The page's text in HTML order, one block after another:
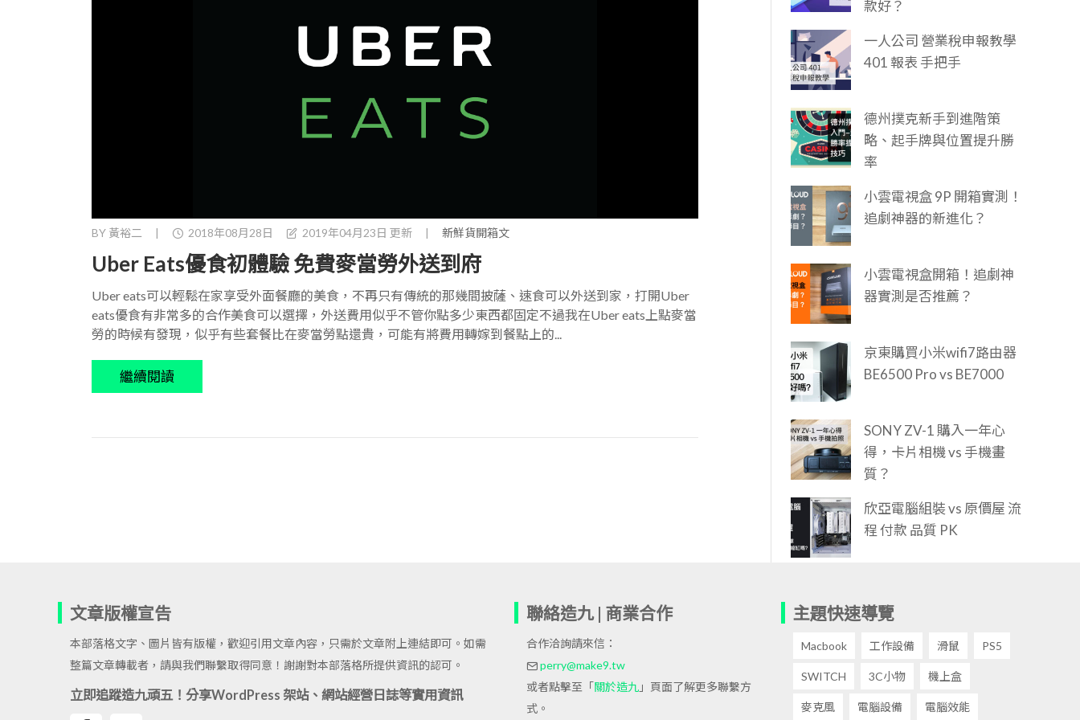
BY 黃裕二 | 2018年08月28日 2019年04月23日 更新 | 新鮮貨開箱文
Uber Eats優食初體驗 免費麥當勞外送到府
Uber eats可以輕鬆在家享受外面餐廳的美食，不再只有傳統的那幾間披薩、速食可以外送到家，打開Uber
eats優食有非常多的合作美食可以選擇，外送費用似乎不管你點多少東西都固定不過我在Uber eats上點麥當
勞的時候有發現，似乎有些套餐比在麥當勞點還貴，可能有將費用轉嫁到餐點上的...
繼續閱讀
款好？
一人公司 營業稅申報教學
401 報表 手把手
德州撲克新手到進階策
略、起手牌與位置提升勝
率
小雲電視盒 9P 開箱實測！
追劇神器的新進化？
小雲電視盒開箱！追劇神
器實測是否推薦？
京東購買小米wifi7路由器
BE6500 Pro vs BE7000
SONY ZV-1 購入一年心
得，卡片相機 vs 手機畫
質？
欣亞電腦組裝 vs 原價屋 流
程 付款 品質 PK
文章版權宣告
本部落格文字、圖片皆有版權，歡迎引用文章內容，只需於文章附上連結即可。如需
整篇文章轉載者，請與我們聯繫取得同意！謝謝對本部落格所提供資訊的認可。
立即追蹤造九頑五！分享WordPress 架站、網站經營日誌等實用資訊
聯絡造九 | 商業合作
合作洽詢請來信：
perry@make9.tw
或者點擊至「關於造九 」頁面了解更多聯繫方
式。
主題快速導覽
Macbook 工作設備 滑鼠 PS5
SWITCH 3C小物 機上盒
麥克風 電腦設備 電腦效能